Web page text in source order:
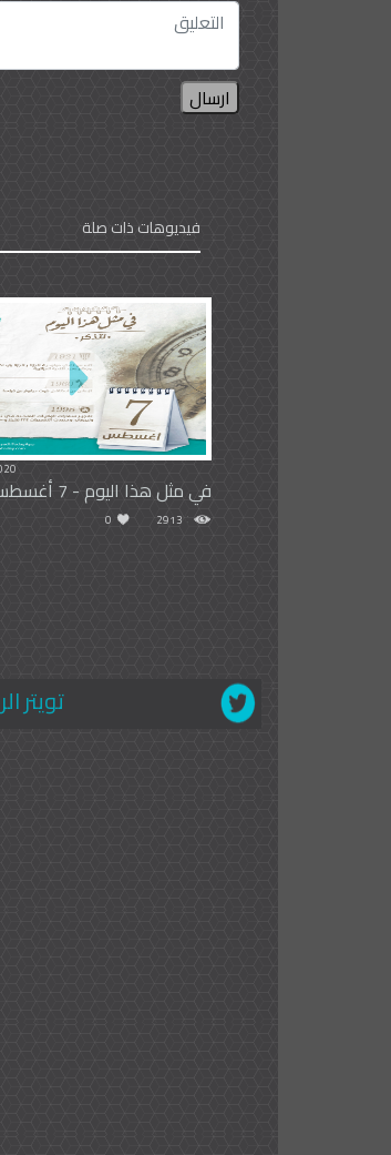
ارسال
فيديوهات ذات صلة
في مثل هذا اليوم - 7 أغسطس
2913
0
تويتر